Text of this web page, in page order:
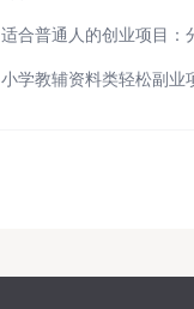
适合普通人的创业项目：
小学教辅资料类轻松副业